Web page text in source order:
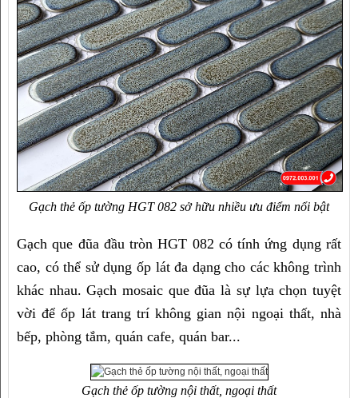
Gạch thẻ ốp tường HGT 082 sở hữu nhiều ưu điểm nổi bật
Gạch que đũa đầu tròn HGT 082 có tính ứng dụng rất
cao, có thể sử dụng ốp lát đa dạng cho các không trình
khác nhau. Gạch mosaic que đũa là sự lựa chọn tuyệt
vời để ốp lát trang trí không gian nội ngoại thất, nhà
bếp, phòng tắm, quán cafe, quán bar...
Gạch thẻ ốp tường nội thất, ngoại thất